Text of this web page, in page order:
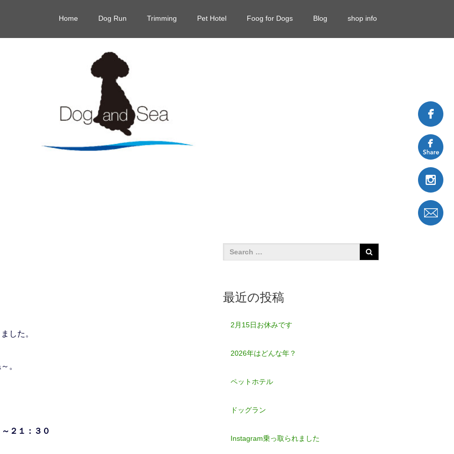
Home Dog Run Trimming Pet Hotel Foog for Dogs Blog shop info
した。
。
２１：３０
最近の投稿
2月15日お休みです
2026年はどんな年？
ペットホテル
ドッグラン
Instagram乗っ取られました